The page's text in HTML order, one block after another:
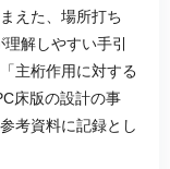
えた、場所打ち
解しやすい手引
主桁作用に対する
床版の設計の事
考資料に記録とし